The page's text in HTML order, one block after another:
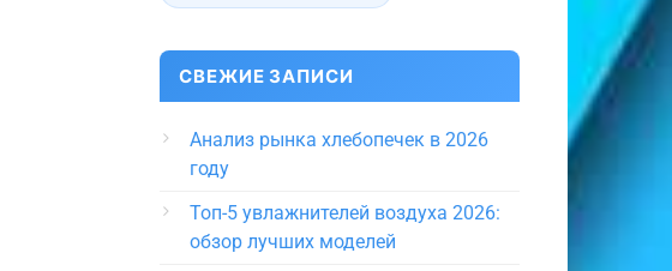
СВЕЖИЕ ЗАПИСИ
Анализ рынка хлебопечек в 2026
году
Топ-5 увлажнителей воздуха 2026:
обзор лучших моделей